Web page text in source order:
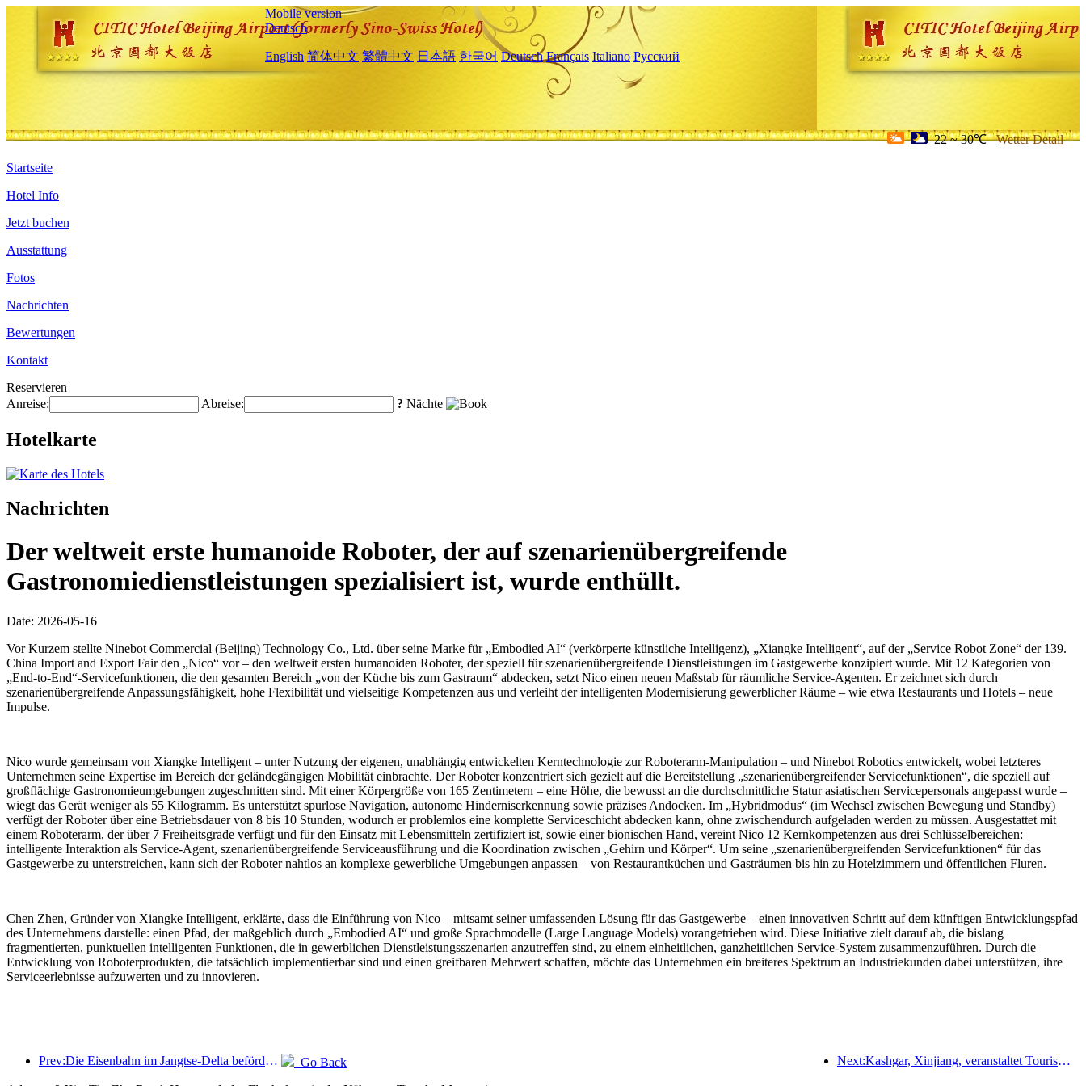
Mobile version
Deutsch
English 简体中文 繁體中文 日本語 한국어 Deutsch Français Italiano Русский
22 ~ 30℃ Wetter Detail
Startseite
Hotel Info
Jetzt buchen
Ausstattung
Fotos
Nachrichten
Bewertungen
Kontakt
Reservieren
Anreise:
Abreise: ? Nächte
Hotelkarte
Nachrichten
Der weltweit erste humanoide Roboter, der auf szenarienübergreifende
Gastronomiedienstleistungen spezialisiert ist, wurde enthüllt.
Date: 2026-05-16
Vor Kurzem stellte Ninebot Commercial (Beijing) Technology Co., Ltd. über seine Marke für „Embodied AI“ (verkörperte künstliche Intelligenz), „Xiangke Intelligent“, auf der „Service Robot Zone“ der 139.
China Import and Export Fair den „Nico“ vor – den weltweit ersten humanoiden Roboter, der speziell für szenarienübergreifende Dienstleistungen im Gastgewerbe konzipiert wurde. Mit 12 Kategorien von
„End-to-End“-Servicefunktionen, die den gesamten Bereich „von der Küche bis zum Gastraum“ abdecken, setzt Nico einen neuen Maßstab für räumliche Service-Agenten. Er zeichnet sich durch
szenarienübergreifende Anpassungsfähigkeit, hohe Flexibilität und vielseitige Kompetenzen aus und verleiht der intelligenten Modernisierung gewerblicher Räume – wie etwa Restaurants und Hotels – neue
Impulse.
Nico wurde gemeinsam von Xiangke Intelligent – unter Nutzung der eigenen, unabhängig entwickelten Kerntechnologie zur Roboterarm-Manipulation – und Ninebot Robotics entwickelt, wobei letzteres
Unternehmen seine Expertise im Bereich der geländegängigen Mobilität einbrachte. Der Roboter konzentriert sich gezielt auf die Bereitstellung „szenarienübergreifender Servicefunktionen“, die speziell auf
großflächige Gastronomieumgebungen zugeschnitten sind. Mit einer Körpergröße von 165 Zentimetern – eine Höhe, die bewusst an die durchschnittliche Statur asiatischen Servicepersonals angepasst wurde –
wiegt das Gerät weniger als 55 Kilogramm. Es unterstützt spurlose Navigation, autonome Hinderniserkennung sowie präzises Andocken. Im „Hybridmodus“ (im Wechsel zwischen Bewegung und Standby)
verfügt der Roboter über eine Betriebsdauer von 8 bis 10 Stunden, wodurch er problemlos eine komplette Serviceschicht abdecken kann, ohne zwischendurch aufgeladen werden zu müssen. Ausgestattet mit
einem Roboterarm, der über 7 Freiheitsgrade verfügt und für den Einsatz mit Lebensmitteln zertifiziert ist, sowie einer bionischen Hand, vereint Nico 12 Kernkompetenzen aus drei Schlüsselbereichen:
intelligente Interaktion als Service-Agent, szenarienübergreifende Serviceausführung und die Koordination zwischen „Gehirn und Körper“. Um seine „szenarienübergreifenden Servicefunktionen“ für das
Gastgewerbe zu unterstreichen, kann sich der Roboter nahtlos an komplexe gewerbliche Umgebungen anpassen – von Restaurantküchen und Gasträumen bis hin zu Hotelzimmern und öffentlichen Fluren.
Chen Zhen, Gründer von Xiangke Intelligent, erklärte, dass die Einführung von Nico – mitsamt seiner umfassenden Lösung für das Gastgewerbe – einen innovativen Schritt auf dem künftigen Entwicklungspfad
des Unternehmens darstelle: einen Pfad, der maßgeblich durch „Embodied AI“ und große Sprachmodelle (Large Language Models) vorangetrieben wird. Diese Initiative zielt darauf ab, die bislang
fragmentierten, punktuellen intelligenten Funktionen, die in gewerblichen Dienstleistungsszenarien anzutreffen sind, zu einem einheitlichen, ganzheitlichen Service-System zusammenzuführen. Durch die
Entwicklung von Roboterprodukten, die tatsächlich implementierbar sind und einen greifbaren Mehrwert schaffen, möchte das Unternehmen ein breiteres Spektrum an Industriekunden dabei unterstützen, ihre
Serviceerlebnisse aufzuwerten und zu innovieren.
Prev:Die Eisenbahn im Jangtse-Delta beförderte während der Maifeiertage über 21,38 Millionen Fahrgäste. Next:Kashgar, Xinjiang, veranstaltet Tourismus-Werbeevent zur Förderung des interethnischen Austauschs.
Go Back